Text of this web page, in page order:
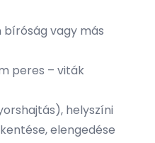
vagy más
peres – viták
helyszíni
elengedése